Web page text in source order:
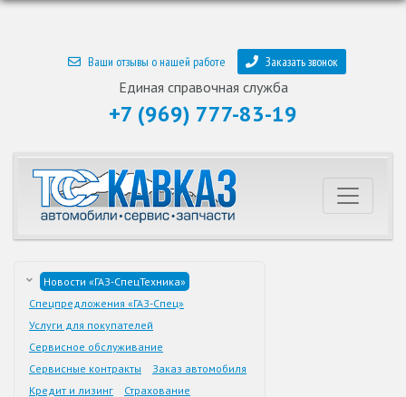
Ваши отзывы о нашей работе Заказать звонок
Единая справочная служба
+7 (969) 777-83-19
Новости «ГАЗ-СпецТехника»
Спецпредложения «ГАЗ-Спец»
Услуги для покупателей
Сервисное обслуживание
Сервисные контракты
Заказ автомобиля
Кредит и лизинг
Страхование